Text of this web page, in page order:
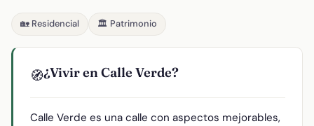
🏡 Residencial 🏛️ Patrimonio
🧭¿Vivir en Calle Verde?
Calle Verde es una calle con aspectos mejorables,